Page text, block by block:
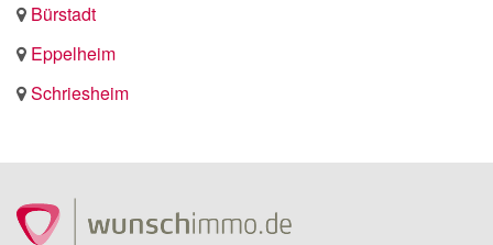
Bürstadt
Eppelheim
Schriesheim